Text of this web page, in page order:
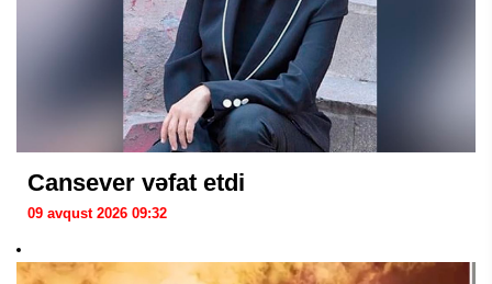
Cansever vəfat etdi
09 avqust 2026 09:32